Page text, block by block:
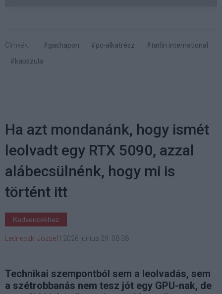
Címkék: #gachapon #pc-alkatrész
#tarlin international
#kapszula
Ha azt mondanánk, hogy ismét
leolvadt egy RTX 5090, azzal
alábecsülnénk, hogy mi is
történt itt
Kedvencekhez
Ledneczki József 2026 június 29. 08:38
Technikai szempontból sem a leolvadás, sem
a szétrobbanás nem tesz jót egy GPU-nak, de